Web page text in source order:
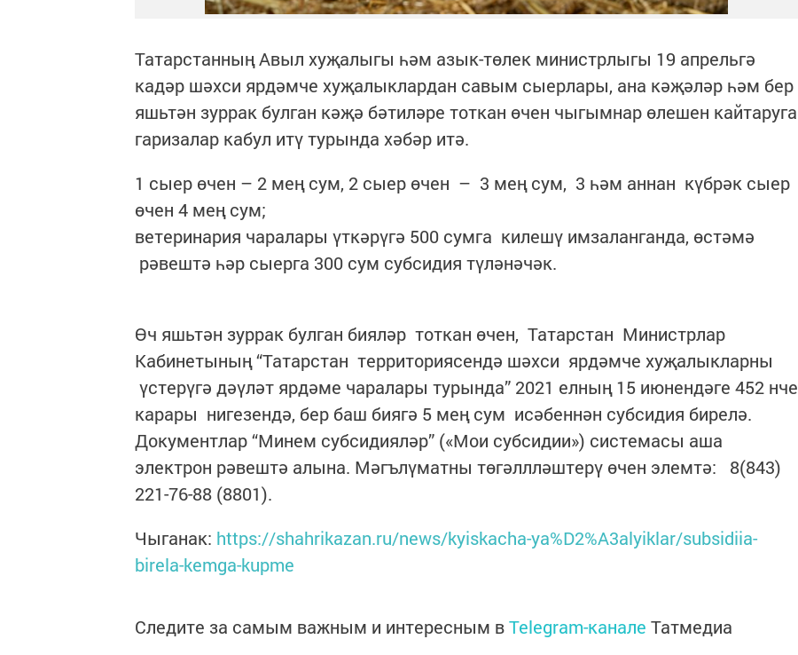
Татарстанның Авыл хуҗалыгы һәм азык-төлек министрлыгы 19 апрельгә
кадәр шәхси ярдәмче хуҗалыклардан савым сыерлары, ана кәҗәләр һәм бер
яшьтән зуррак булган кәҗә бәтиләре тоткан өчен чыгымнар өлешен кайтаруга
гаризалар кабул итү турында хәбәр итә.
1 сыер өчен – 2 мең сум, 2 сыер өчен – 3 мең сум, 3 һәм аннан күбрәк сыер
өчен 4 мең сум;
ветеринария чаралары үткәрүгә 500 сумга килешү имзаланганда, өстәмә
рәвештә һәр сыерга 300 сум субсидия түләнәчәк.
Өч яшьтән зуррак булган бияләр тоткан өчен, Татарстан Министрлар
Кабинетының “Татарстан территориясендә шәхси ярдәмче хуҗалыкларны
үстерүгә дәүләт ярдәме чаралары турында” 2021 елның 15 июнендәге 452 нче
карары нигезендә, бер баш биягә 5 мең сум исәбеннән субсидия бирелә.
Документлар “Минем субсидияләр” («Мои субсидии») системасы аша
электрон рәвештә алына. Мәгълүматны төгәллләштерү өчен элемтә: 8(843)
221-76-88 (8801).
Чыганак: https://shahrikazan.ru/news/kyiskacha-ya%D2%A3alyiklar/subsidiia-
birela-kemga-kupme
Следите за самым важным и интересным вTelegram-канале Татмедиа